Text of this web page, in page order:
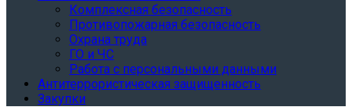
Комплексная безопасность
Противопожарная безопасность
Охрана труда
ГО и ЧС
Работа с персональными данными
Антитеррористическая защищенность
Закупки